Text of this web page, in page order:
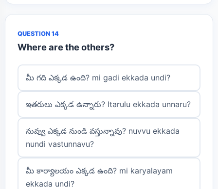
QUESTION 14
Where are the others?
మీ గది ఎక్కడ ఉంది? mi gadi ekkada undi?
ఇతరులు ఎక్కడ ఉన్నారు? Itarulu ekkada unnaru?
నువ్వు ఎక్కడ నుండి వస్తున్నావు? nuvvu ekkada
nundi vastunnavu?
మీ కార్యాలయం ఎక్కడ ఉంది? mi karyalayam
ekkada undi?